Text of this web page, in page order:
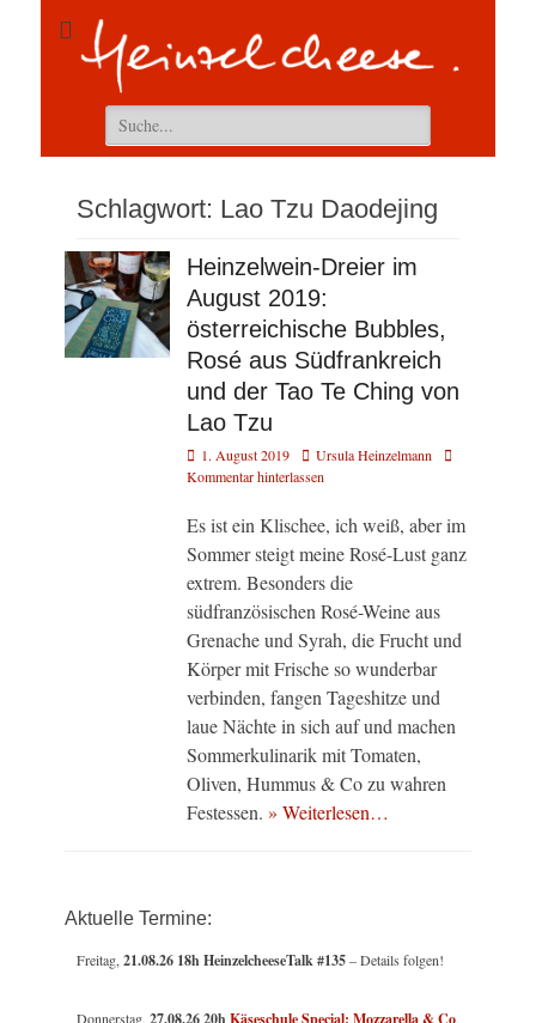
Suchen
nach:
Schlagwort: Lao Tzu Daodejing
Heinzelwein-Dreier im
August 2019:
österreichische Bubbles,
Rosé aus Südfrankreich
und der Tao Te Ching von
Lao Tzu
Veröffentlicht
am
1. August 2019 AutorUrsula Heinzelmann
Kommentar hinterlassen
Es ist ein Klischee, ich weiß, aber im
Sommer steigt meine Rosé-Lust ganz
extrem. Besonders die
südfranzösischen Rosé-Weine aus
Grenache und Syrah, die Frucht und
Körper mit Frische so wunderbar
verbinden, fangen Tageshitze und
laue Nächte in sich auf und machen
Sommerkulinarik mit Tomaten,
Oliven, Hummus & Co zu wahren
Festessen. » Weiterlesen…
Aktuelle Termine:
Freitag,21.08.26 18h HeinzelcheeseTalk #135– Details folgen!
Donnerstag,
,